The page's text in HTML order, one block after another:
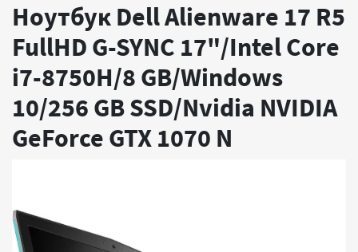
Ноутбук Dell Alienware 17 R5
FullHD G-SYNC 17"/Intel Core
i7-8750H/8 GB/Windows
10/256 GB SSD/Nvidia NVIDIA
GeForce GTX 1070 N